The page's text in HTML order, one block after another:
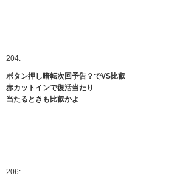
204:
ボタン押し暗転次回予告？でVS比叡
赤カットインで復活当たり
当たるときも比叡かよ
206: